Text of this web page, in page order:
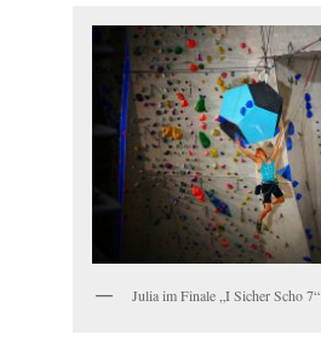
Julia im Finale „I Sicher Scho 7“